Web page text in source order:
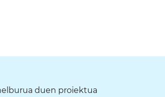
duen proiektua